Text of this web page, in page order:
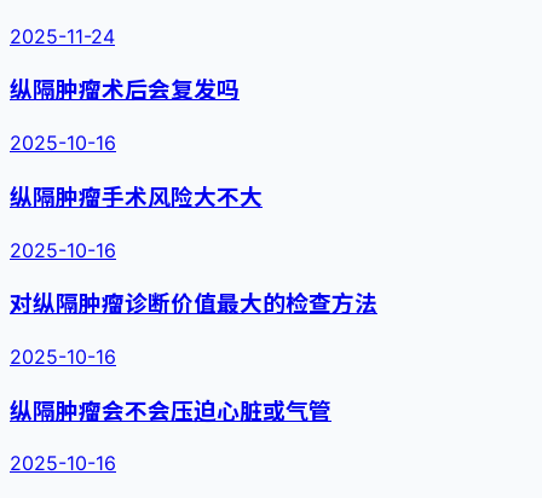
2025-11-24
纵隔肿瘤术后会复发吗
2025-10-16
纵隔肿瘤手术风险大不大
2025-10-16
对纵隔肿瘤诊断价值最大的检查方法
2025-10-16
纵隔肿瘤会不会压迫心脏或气管
2025-10-16